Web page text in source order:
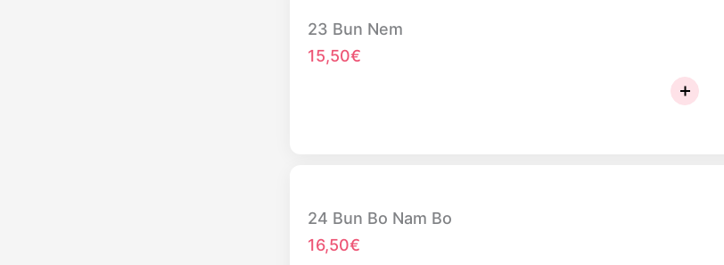
23 Bun Nem
15,50€
24 Bun Bo Nam Bo
16,50€